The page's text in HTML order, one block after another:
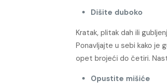
Dišite duboko
Kratak, plitak dah ili
Ponavljajte u sebi kako je
opet brojeći do četiri.
Opustite mišiće